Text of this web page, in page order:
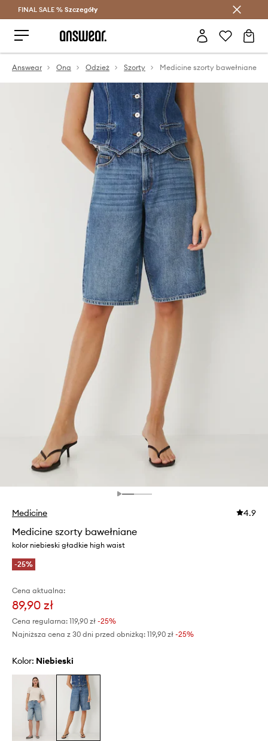
Oszczędzaj z Answear Club >
FINAL SALE % Szczegóły
Answear Ona Odzież Szorty Medicine szorty bawełniane
Medicine 4.9
Medicine szorty bawełniane
kolor niebieski gładkie high waist
-25%
Cena aktualna:
89,90 zł
Cena regularna: 119,90 zł -25%
Najniższa cena z 30 dni przed obniżką: 119,90 zł -25%
Kolor: niebieski